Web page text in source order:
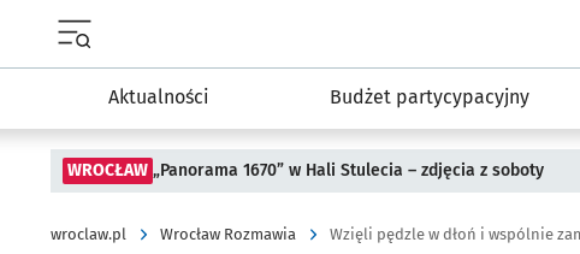
Aktualności Budżet partycypacyjny
WROCŁAW „Panorama 1670” w Hali Stulecia – zdjęcia z soboty
wroclaw.pl Wrocław Rozmawia Wzięli pędzle w dłoń i wspólnie